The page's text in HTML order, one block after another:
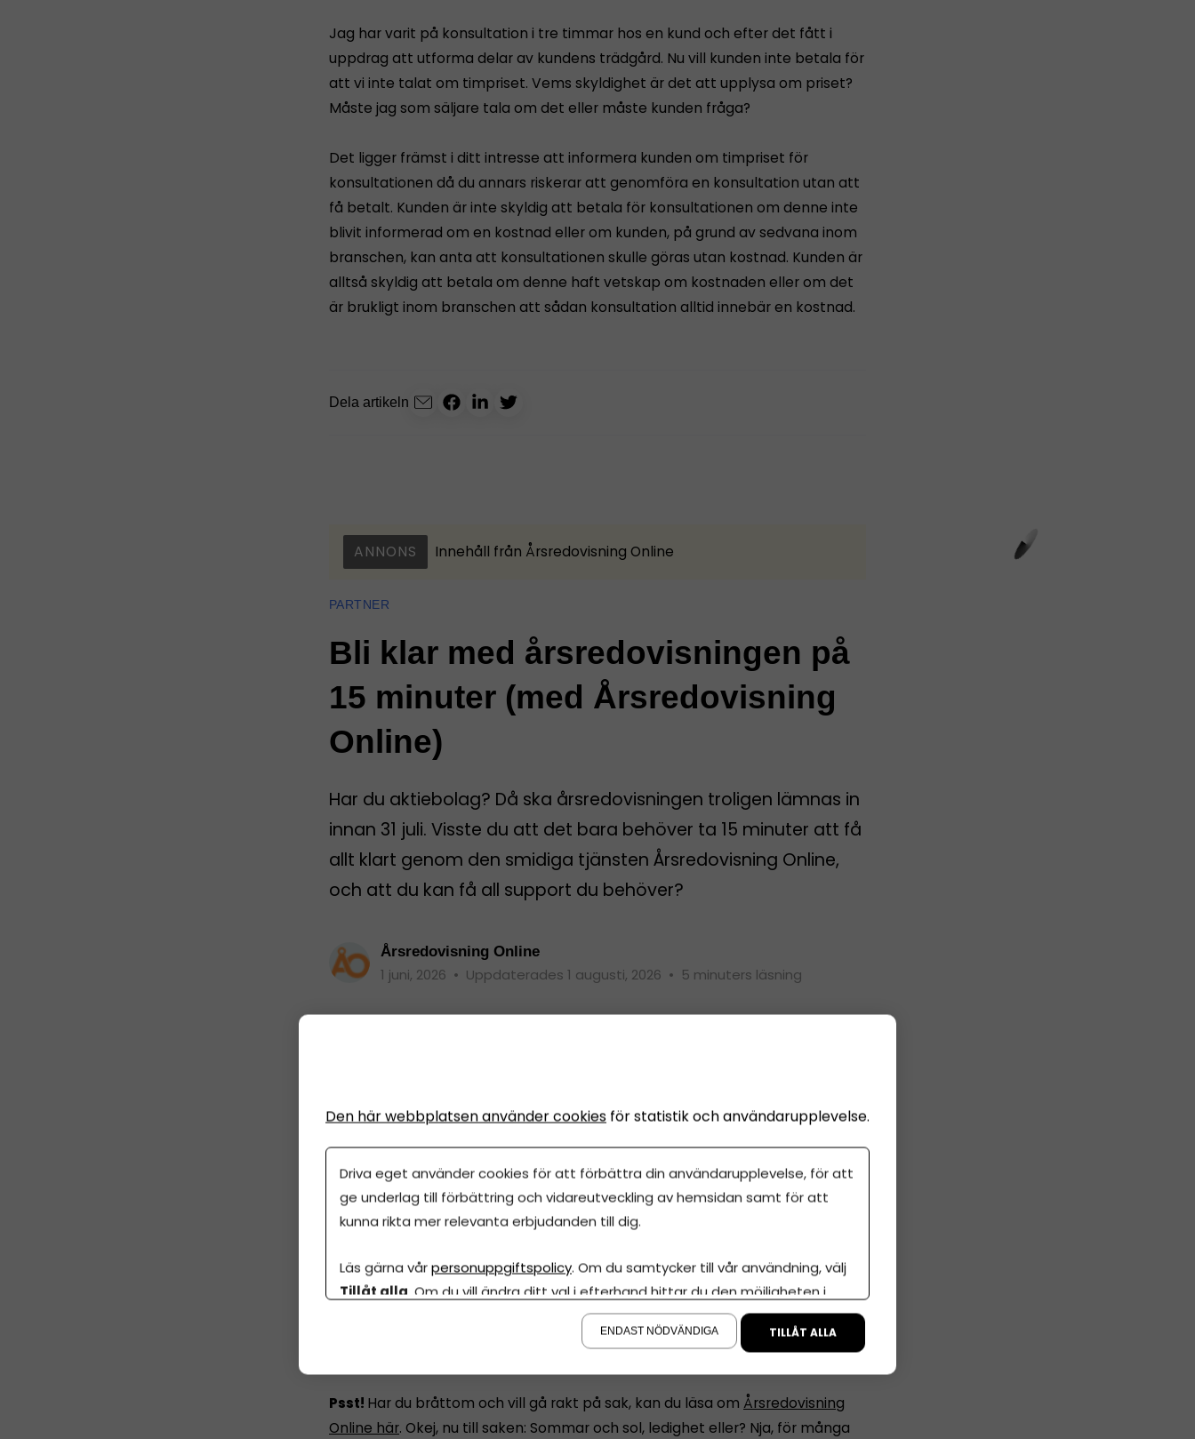
Jag har varit på konsultation i tre timmar hos en kund och efter det fått i
uppdrag att utforma delar av kundens trädgård. Nu vill kunden inte betala för
att vi inte talat om timpriset. Vems skyldighet är det att upplysa om priset?
Måste jag som säljare tala om det eller måste kunden fråga?
Det ligger främst i ditt intresse att informera kunden om timpriset för
konsultationen då du annars riskerar att genomföra en konsultation utan att
få betalt. Kunden är inte skyldig att betala för konsultationen om denne inte
blivit informerad om en kostnad eller om kunden, på grund av sedvana inom
branschen, kan anta att konsultationen skulle göras utan kostnad. Kunden är
alltså skyldig att betala om denne haft vetskap om kostnaden eller om det
är brukligt inom branschen att sådan konsultation alltid innebär en kostnad.
Dela artikeln
ANNONS Innehåll från Årsredovisning Online
PARTNER
Bli klar med årsredovisningen på
15 minuter (med Årsredovisning
Online)
Har du aktiebolag? Då ska årsredovisningen troligen lämnas in
innan 31 juli. Visste du att det bara behöver ta 15 minuter att få
allt klart genom den smidiga tjänsten Årsredovisning Online,
och att du kan få all support du behöver?
Årsredovisning Online
1 juni, 2026 • Uppdaterades 1 augusti, 2026 • 5 minuters läsning
Psst! Har du bråttom och vill gå rakt på sak, kan du läsa om Årsredovisning
Online här. Okej, nu till saken: Sommar och sol, ledighet eller? Nja, för många
Den här webbplatsen använder cookies för statistik och användarupplevelse.
Driva eget använder cookies för att förbättra din användarupplevelse, för att
ge underlag till förbättring och vidareutveckling av hemsidan samt för att
kunna rikta mer relevanta erbjudanden till dig.
Läs gärna vårpersonuppgiftspolicy. Om du samtycker till vår användning, välj
Tillåt alla . Om du vill ändra ditt val i efterhand hittar du den möjligheten i
ENDAST NÖDVÄNDIGA TILLÅT ALLA